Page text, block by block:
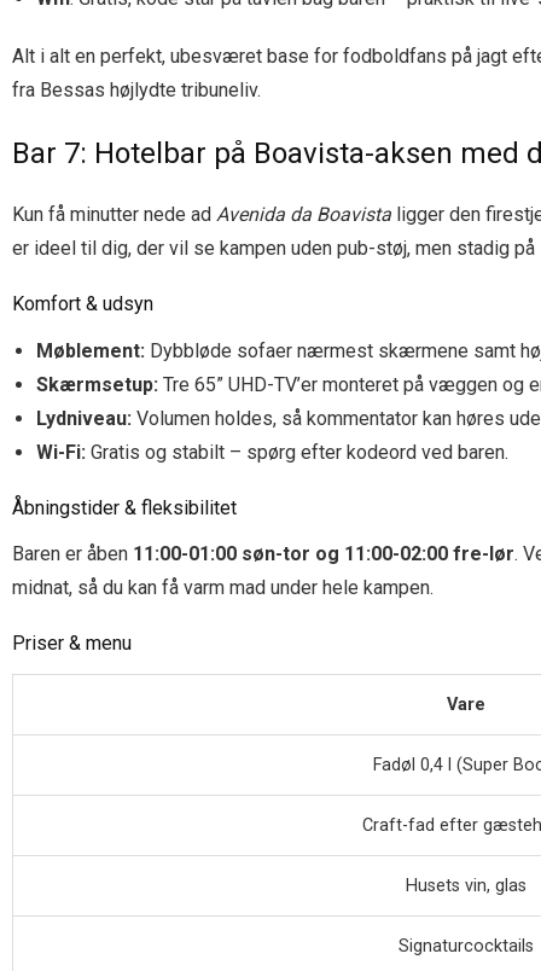
Alt i alt en perfekt, ubesværet base for fodboldfans på jagt
fra Bessas højlydte tribuneliv.
Bar 7: Hotelbar på Boavista-aksen
Kun få minutter nede ad Avenida da Boavista ligger den
er ideel til dig, der vil se kampen uden pub-støj, men stadig
Komfort & udsyn
Møblement: Dybbløde sofaer nærmest skærmene samt
Skærmsetup: Tre 65” UHD-TV’er monteret på væggen
Lydniveau: Volumen holdes, så kommentator kan høres
Wi-Fi: Gratis og stabilt – spørg efter kodeord ved baren.
Åbningstider & fleksibilitet
Baren er åben 11:00-01:00 søn-tor og 11:00-02:00 fre-lør.
midnat, så du kan få varm mad under hele kampen.
Priser & menu
Vare
Fadøl 0,4 l (Super
Craft-fad efter
Husets vin, glas
Signaturcocktails